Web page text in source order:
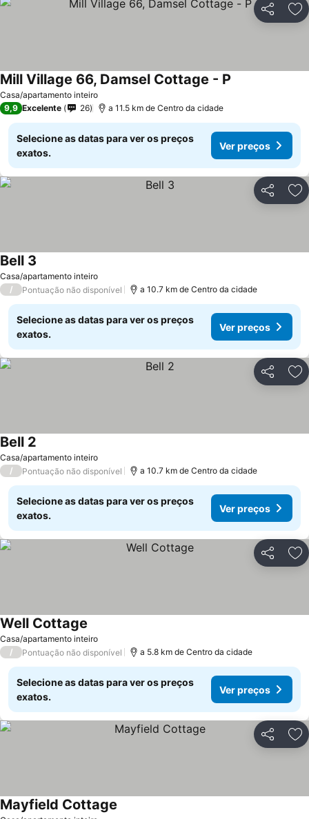
Partilhar
Casa/apartamento inteiro
Mill Village 66, Damsel Cottage - P
9,9 Excelente 26 a 11.5 km de Centro da cidade
Selecione as datas para ver os preços
exatos.
Ver preços
Partilhar
Casa/apartamento inteiro
Bell 3
/ Pontuação não disponível a 10.7 km de Centro da cidade
Selecione as datas para ver os preços
exatos.
Ver preços
Partilhar
Casa/apartamento inteiro
Bell 2
/ Pontuação não disponível a 10.7 km de Centro da cidade
Selecione as datas para ver os preços
exatos.
Ver preços
Partilhar
Casa/apartamento inteiro
Well Cottage
/ Pontuação não disponível a 5.8 km de Centro da cidade
Selecione as datas para ver os preços
exatos.
Ver preços
Partilhar
Mayfield Cottage